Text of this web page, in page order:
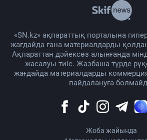
«SN.kz» ақпараттық порталына
жағдайда ғана материалдарды
Ақпараттан дәйексөз алынғанда
жасалуы тиіс. Жазбаша түрде
жағдайда материалдарды
пайдалануға
Жоба жайында